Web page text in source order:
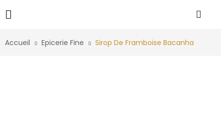
Accueil Epicerie Fine Sirop De Framboise Bacanha